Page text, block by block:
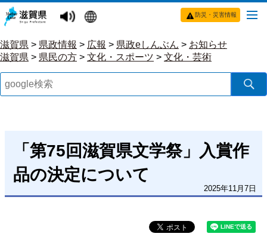
防災・災害情報
滋賀県 > 県政情報 > 広報 > 県政eしんぶん > お知らせ
滋賀県 > 県民の方 > 文化・スポーツ > 文化・芸術
「第75回滋賀県文学祭」入賞作
品の決定について
2025年11月7日